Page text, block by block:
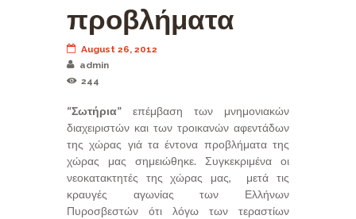
προβλήματα
August 26, 2012
admin
244
“Σωτήρια” επέμβαση των μνημονιακών
διαχειριστών και των τροικανών αφεντάδων
της χώρας γιά τα έντονα προβλήματα της
χώρας μας σημειώθηκε. Συγκεκριμένα οι
νεοκατακτητές της χώρας μας, μετά τις
κραυγές αγωνίας των Ελλήνων
Πυροσβεστών ότι λόγω των τεραστίων